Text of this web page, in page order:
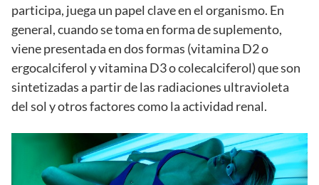
participa, juega un papel clave en el organismo. En
general, cuando se toma en forma de suplemento,
viene presentada en dos formas (vitamina D2 o
ergocalciferol y vitamina D3 o colecalciferol) que son
sintetizadas a partir de las radiaciones ultravioleta
del sol y otros factores como la actividad renal.